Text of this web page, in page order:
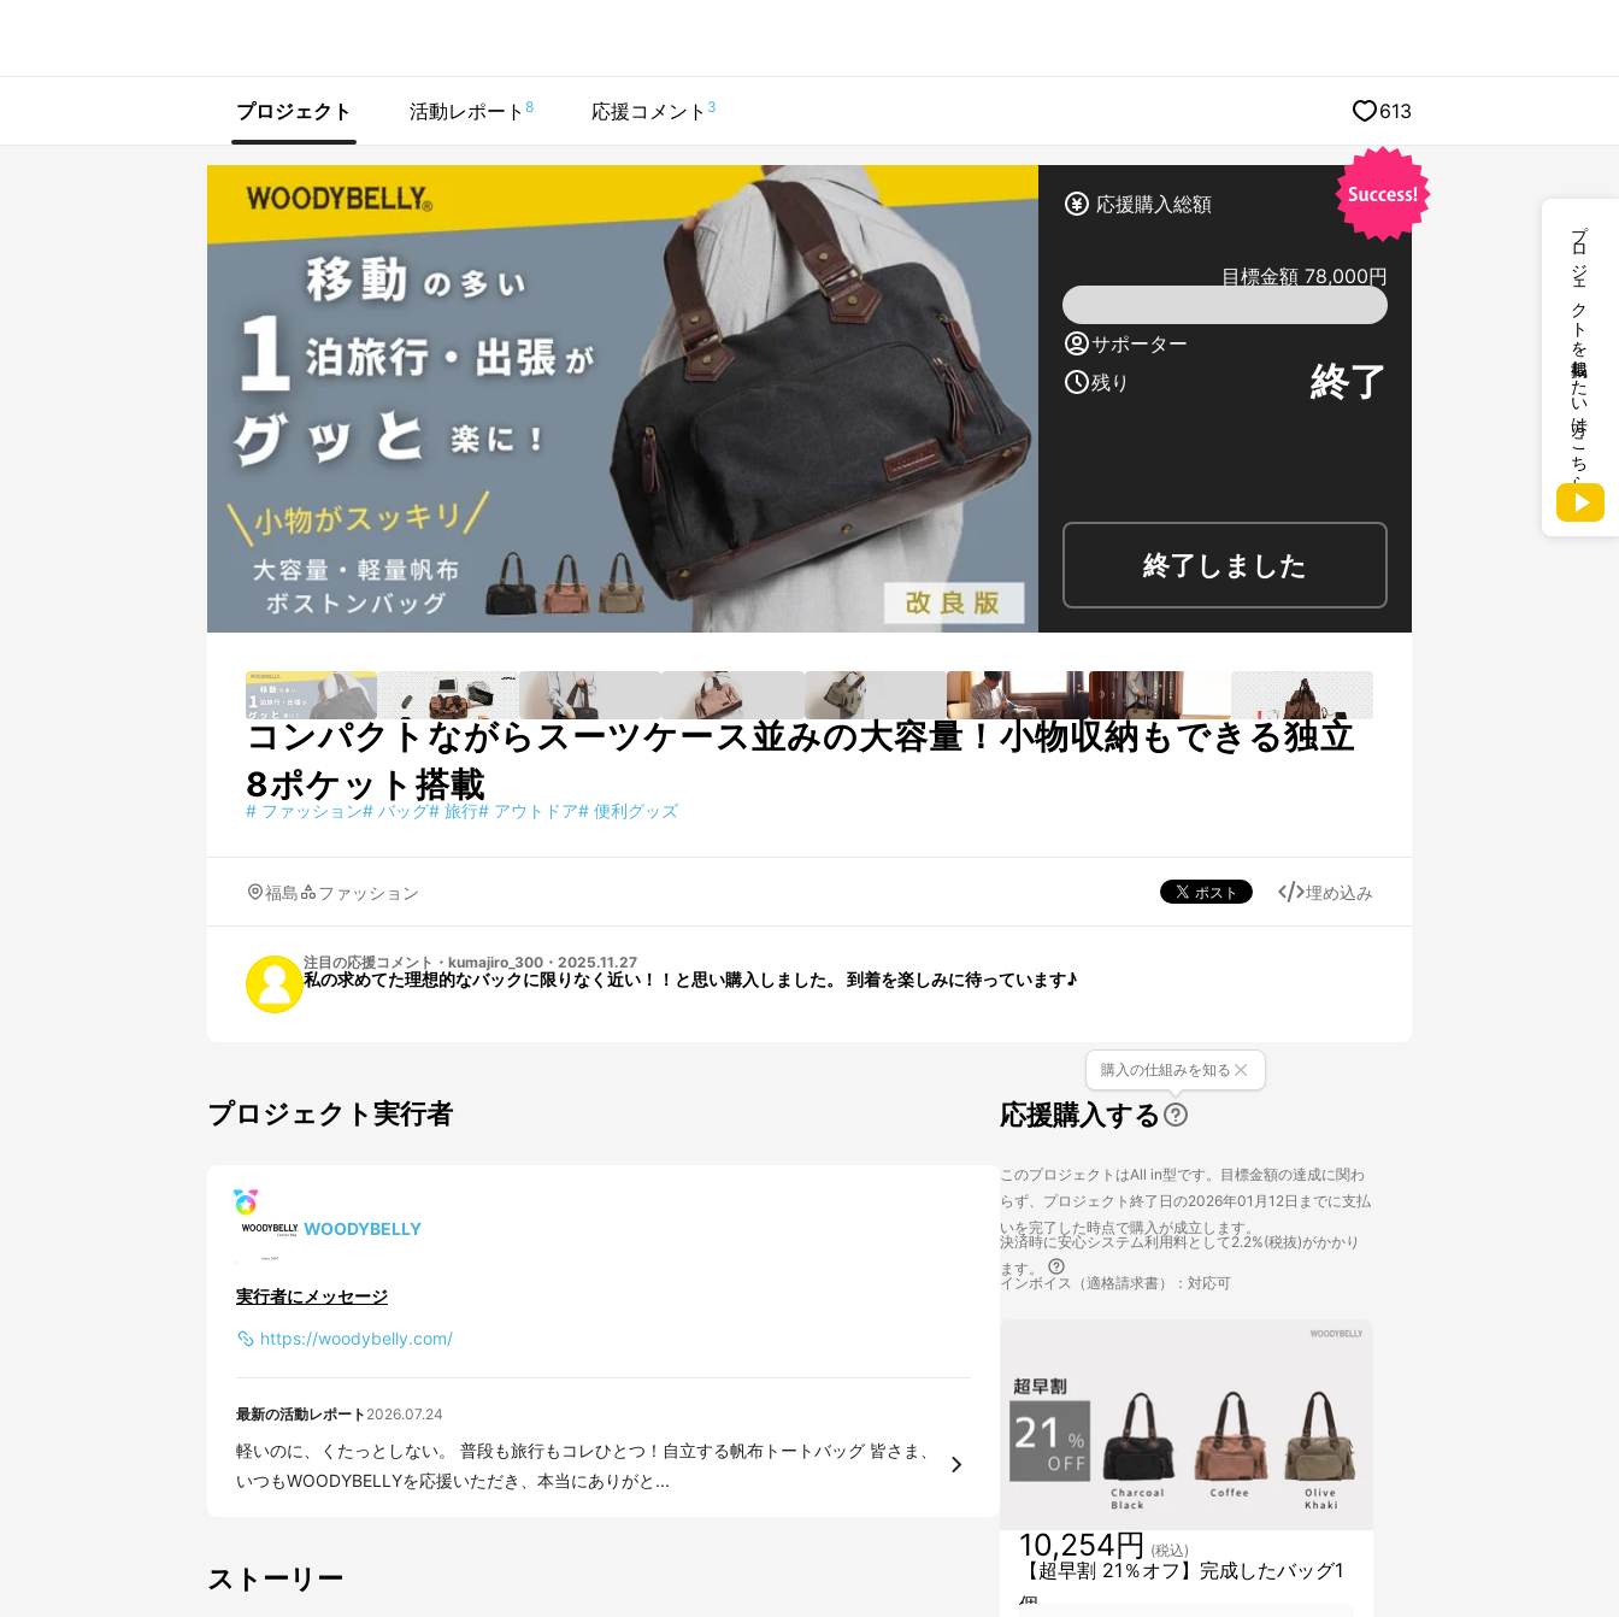
プロジェクトを掲載したい方はこちら
プロジェクト 活動レポート 8 応援コメント 3 613
応援購入総額
目標金額 78,000円
サポーター
残り
終了
終了しました
コンパクトながらスーツケース並みの大容量！小物収納もできる独立
8ポケット搭載
# ファッション# バッグ# 旅行# アウトドア# 便利グッズ
福島 ファッション 埋め込み
注目の応援コメント ・ kumajiro_300 ・ 2025.11.27
私の求めてた理想的なバックに限りなく近い！！と思い購入しました。 到着を楽しみに待っています♪
プロジェクト実行者
WOODYBELLY
実行者にメッセージ
https://woodybelly.com/
最新の活動レポート 2026.07.24
軽いのに、くたっとしない。 普段も旅行もコレひとつ！自立する帆布トートバッグ 皆さま、
いつもWOODYBELLYを応援いただき、本当にありがと...
ストーリー
応援購入する
購入の仕組みを知る
このプロジェクトはAll in型です。目標金額の達成に関わ
らず、プロジェクト終了日の2026年01月12日までに支払
いを完了した時点で購入が成立します。
決済時に安心システム利用料として2.2%(税抜)がかかり
ます。
インボイス（適格請求書）：対応可
【超早割 21％オフ】完成したバッグ1
個
10,254円 (税込)